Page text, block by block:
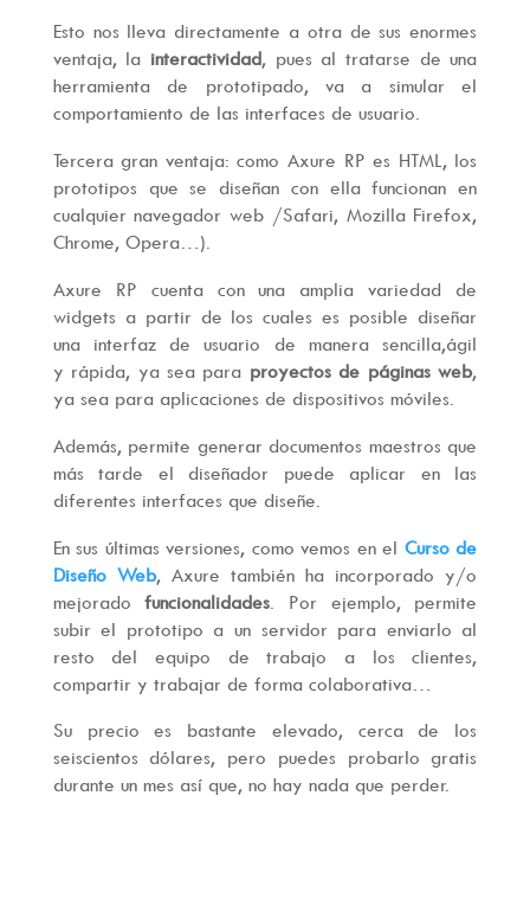
Esto nos lleva directamente a otra de sus enormes
ventaja, la interactividad, pues al tratarse de una
herramienta de prototipado, va a simular el
comportamiento de las interfaces de usuario.
Tercera gran ventaja: como Axure RP es HTML, los
prototipos que se diseñan con ella funcionan en
cualquier navegador web /Safari, Mozilla Firefox,
Chrome, Opera…).
Axure RP cuenta con una amplia variedad de
widgets a partir de los cuales es posible diseñar
una interfaz de usuario de manera sencilla,ágil
y rápida, ya sea para proyectos de páginas web,
ya sea para aplicaciones de dispositivos móviles.
Además, permite generar documentos maestros que
más tarde el diseñador puede aplicar en las
diferentes interfaces que diseñe.
En sus últimas versiones, como vemos en el Curso de
Diseño Web, Axure también ha incorporado y/o
mejoradofuncionalidades . Por ejemplo, permite
subir el prototipo a un servidor para enviarlo al
resto del equipo de trabajo a los clientes,
compartir y trabajar de forma colaborativa…
Su precio es bastante elevado, cerca de los
seiscientos dólares, pero puedes probarlo gratis
durante un mes así que, no hay nada que perder.